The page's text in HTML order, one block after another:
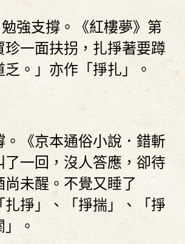
強支撐。《紅樓夢》第
珍一面扶拐，扎掙著要蹲
。」亦作「掙扎」。
《京本通俗小說．錯斬
了一回，沒人答應，卻待
尚未醒。不覺又睡了
扎掙」、「掙揣」、「掙
。